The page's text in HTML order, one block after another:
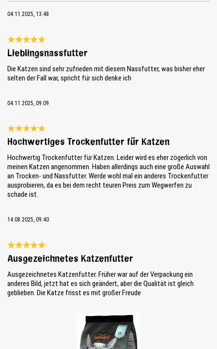
04.11.2025, 13:48
Review with rating of 5 out of 5 stars
Lieblingsnassfutter
Die Katzen sind sehr zufrieden mit diesem Nassfutter, was bisher eher
selten der Fall war, spricht für sich denke ich
04.11.2025, 09:09
Review with rating of 5 out of 5 stars
Hochwertiges Trockenfutter für Katzen
Hochwertig Trockenfutter für Katzen. Leider wird es eher zögerlich von
meinen Katzen angenommen. Haben allerdings auch eine große Auswahl
an Trocken- und Nassfutter. Werde wohl mal ein anderes Trockenfutter
ausprobieren, da es bei dem recht teuren Preis zum Wegwerfen zu
schade ist.
14.08.2025, 09:40
Review with rating of 5 out of 5 stars
Ausgezeichnetes Katzenfutter
Ausgezeichnetes Katzenfutter. Früher war auf der Verpackung ein
anderes Bild, jetzt hat es sich geändert, aber die Qualität ist gleich
geblieben. Die Katze frisst es mit großer Freude